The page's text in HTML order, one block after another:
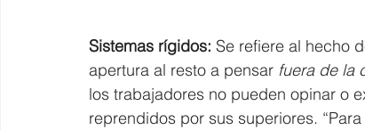
Sistemas rígidos: Se refiere al hecho
apertura al resto a pensar fuera de la
los trabajadores no pueden opinar o
reprendidos por sus superiores.